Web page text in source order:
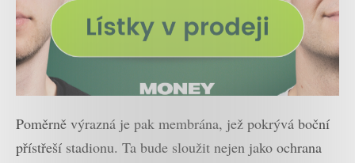
Poměrně výrazná je pak membrána, jež pokrývá boční
přístřeší stadionu. Ta bude sloužit nejen jako ochrana